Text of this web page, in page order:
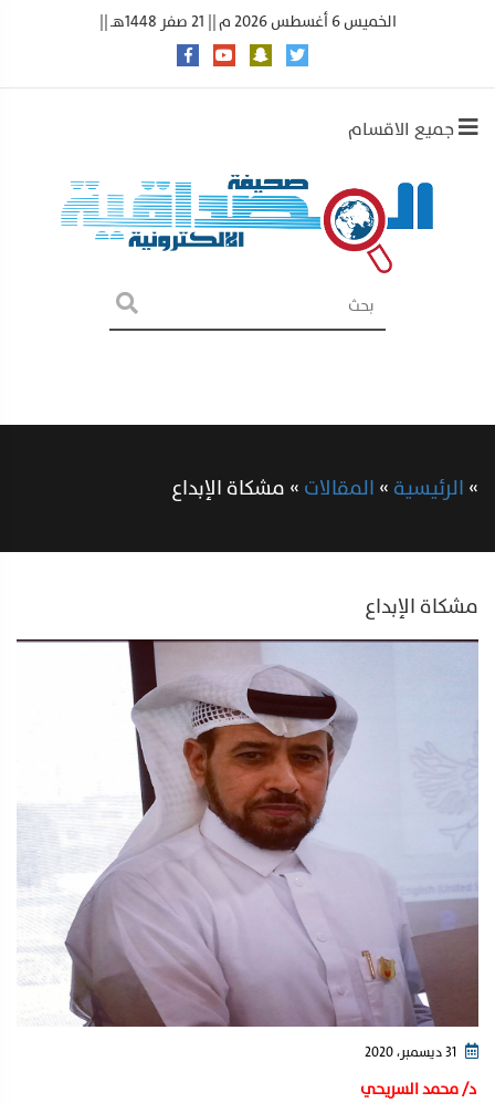
الخميس 6 أغسطس 2026 م || 21 صفر 1448هـ ||
جميع الاقسام
»الرئيسية»المقالات»مشكاة الإبداع
مشكاة الإبداع
د/ محمد السريحي